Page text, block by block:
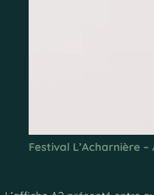
Festival L’Acharnière